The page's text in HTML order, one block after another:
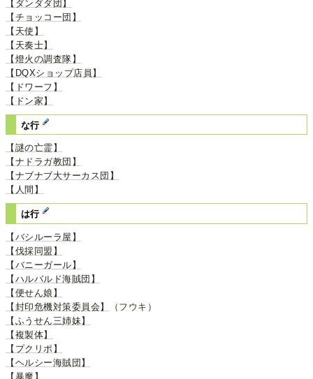
【ダンダダ団】
【チョッコー団】
【天使】
【天奏士】
【燈火の調査隊】
【DQXショップ店員】
【ドワーフ】
【ドン家】
な行
【謎の亡霊】
【ナドラガ教団】
【ナブナブ大サーカス団】
【人間】
は行
【バシルーラ屋】
【伐採同盟】
【バニーガール】
【ハルバルド海賊団】
【便せん娘】
【封印危機対策委員会】
（フウキ）
【ふうせん三姉妹】
【複製体】
【プクリポ】
【ヘルシー海賊団】
【暴魔】